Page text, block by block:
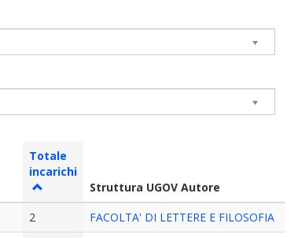
Totale
incarichi
Struttura UGOV Autore
2
FACOLTA' DI LETTERE E FILOSOFIA